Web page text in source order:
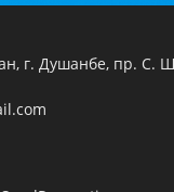
г. Душанбе, пр. С.